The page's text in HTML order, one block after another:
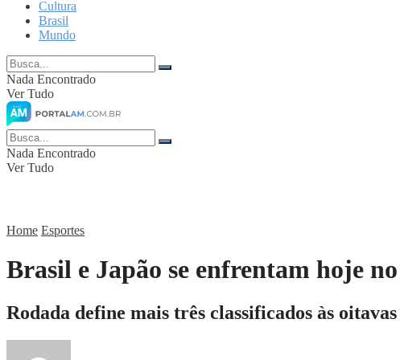
Cultura
Brasil
Mundo
Nada Encontrado
Ver Tudo
Nada Encontrado
Ver Tudo
Home Esportes
Brasil e Japão se enfrentam hoje
Rodada define mais três classificados às